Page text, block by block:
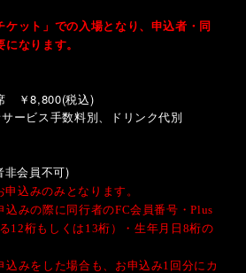
ケット」での入場となり、申込者・同
なります。
￥8,800(税込)
ービス手数料別、ドリンク代別
非会員不可)
込みのみとなります。
込みの際に同行者のFC会員番号・Plus
12桁もしくは 13桁）・生年月日 8桁の
込みをした場合も、お申込み1 回分にカ